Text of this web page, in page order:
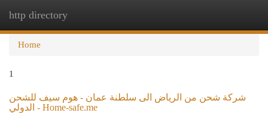
http directory
Home
1
شركة شحن من الرياض الى سلطنة عمان - هوم سيف للشحن
الدولي - Home-safe.me